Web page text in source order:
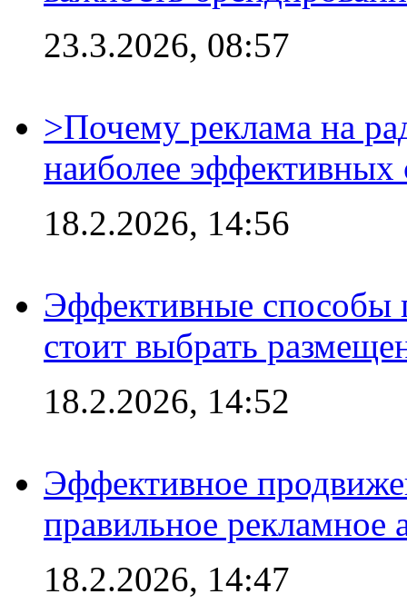
23.3.2026, 08:57
>Почему реклама на
наиболее эффективных
18.2.2026, 14:56
Эффективные способы
стоит выбрать
18.2.2026, 14:52
Эффективное
правильное рекламное
18.2.2026, 14:47